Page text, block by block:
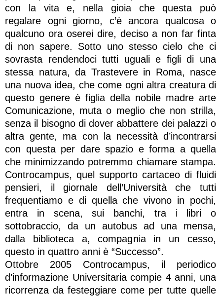
con la vita e, nella gioia che questa può
regalare ogni giorno, c’è ancora qualcosa o
qualcuno ora oserei dire, deciso a non far finta
di non sapere. Sotto uno stesso cielo che ci
sovrasta rendendoci tutti uguali e figli di una
stessa natura, da Trastevere in Roma, nasce
una nuova idea, che come ogni altra creatura di
questo genere è figlia della nobile madre arte
Comunicazione, muta o meglio che non strilla,
senza il bisogno di dover abbattere dei palazzi o
altra gente, ma con la necessità d’incontrarsi
con questa per dare spazio e forma a quella
che minimizzando potremmo chiamare stampa.
Controcampus, quel supporto cartaceo di fluidi
pensieri, il giornale dell’Università che tutti
frequentiamo e di quella che vivono in pochi,
entra in scena, sui banchi, tra i libri o
sottobraccio, da un autobus ad una mensa,
dalla biblioteca a, compagnia in un cesso,
questo in quattro anni è “Successo”.
Ottobre 2005 Controcampus, il periodico
d’informazione Universitaria compie 4 anni, una
ricorrenza da festeggiare come per tutte quelle